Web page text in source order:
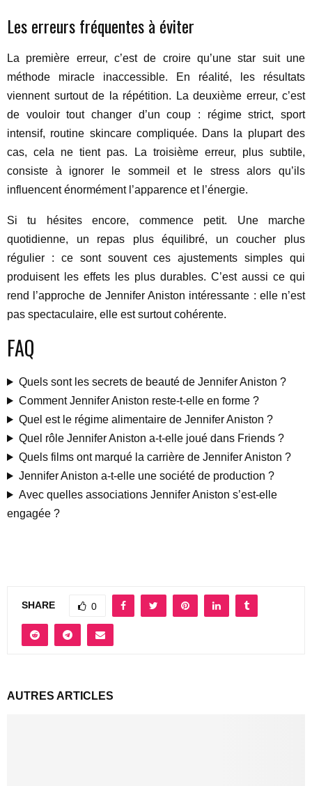
Les erreurs fréquentes à éviter
La première erreur, c’est de croire qu’une star suit une
méthode miracle inaccessible. En réalité, les résultats
viennent surtout de la répétition. La deuxième erreur, c’est
de vouloir tout changer d’un coup : régime strict, sport
intensif, routine skincare compliquée. Dans la plupart des
cas, cela ne tient pas. La troisième erreur, plus subtile,
consiste à ignorer le sommeil et le stress alors qu’ils
influencent énormément l’apparence et l’énergie.
Si tu hésites encore, commence petit. Une marche
quotidienne, un repas plus équilibré, un coucher plus
régulier : ce sont souvent ces ajustements simples qui
produisent les effets les plus durables. C’est aussi ce qui
rend l’approche de Jennifer Aniston intéressante : elle n’est
pas spectaculaire, elle est surtout cohérente.
FAQ
Quels sont les secrets de beauté de Jennifer Aniston ?
Comment Jennifer Aniston reste-t-elle en forme ?
Quel est le régime alimentaire de Jennifer Aniston ?
Quel rôle Jennifer Aniston a-t-elle joué dans Friends ?
Quels films ont marqué la carrière de Jennifer Aniston ?
Jennifer Aniston a-t-elle une société de production ?
Avec quelles associations Jennifer Aniston s’est-elle
engagée ?
SHARE 0
AUTRES ARTICLES